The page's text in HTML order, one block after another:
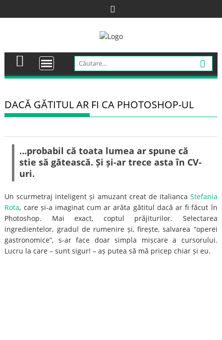
to
DACĂ GĂTITUL AR FI CA PHOTOSHOP-UL
…probabil că toata lumea ar spune că
stie să gătească. Și și-ar trece asta în CV-
uri.
Un scurmetraj inteligent și amuzant creat de italianca Stefania
Rota, care și-a imaginat cum ar arăta gătitul dacă ar fi făcut în
Photoshop. Mai exact, coptul prăjiturilor. Selectarea
ingredientelor, gradul de rumenire și, firește, salvarea “operei
gastronomice”, s-ar face doar simpla mișcare a cursorului.
Lucru la care – sunt sigur! – aș putea să mă pricep chiar și eu.